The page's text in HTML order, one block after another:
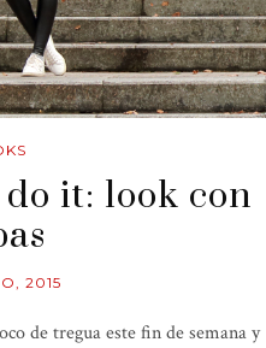
do it: look con
2015
de tregua este fin de semana y